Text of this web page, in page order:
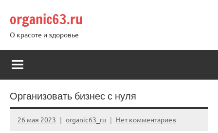
содержимому
organic63.ru
О красоте и здоровье
Организовать бизнес с нуля
26 мая 2023 organic63_ru Нет комментариев